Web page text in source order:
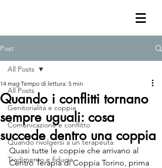
Post
All Posts
Genitorialità e coppia
Comunicazione e conflitto
Quando rivolgersi a un terapeuta
Tradimento e fiducia
All Posts
Quando i conflitti tornano
sempre uguali: cosa
succede dentro una coppia
14 mag Tempo di lettura: 5 min
Quasi tutte le coppie che arrivano al
Centro Terapia di Coppia Torino, prima